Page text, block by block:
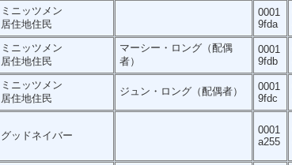
ミニッツメン
居住地住民
0001
9fda
ミニッツメン
居住地住民
マーシー・ロング（配偶
者）
0001
9fdb
ミニッツメン
居住地住民
ジュン・ロング（配偶者）
0001
9fdc
グッドネイバー
0001
a255